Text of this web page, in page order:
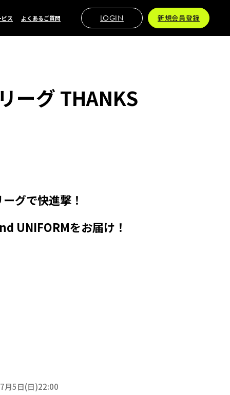
ス よくあるご質問 LOGIN 新規会員登録
ーグ THANKS
グで快進撃！
UNIFORMをお届け！
月5日(日)22:00